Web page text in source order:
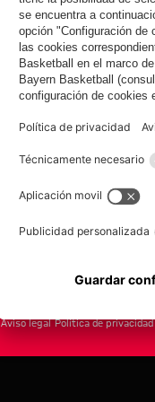
FC Bayern.com
Noticias
Equipo
Aviso legal Política de privacidad